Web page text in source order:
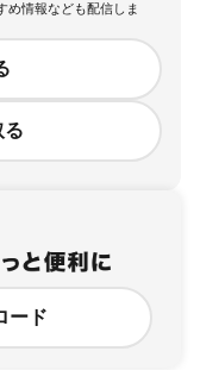
め情報なども配信しま
る
ード